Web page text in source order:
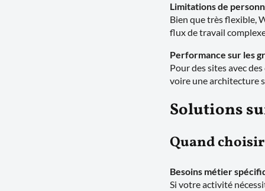
Limitations de
Bien que très flexible,
flux de travail
Performance sur les
Pour des sites avec
voire une architecture
Solutions
Quand
Besoins métier
Si votre activité